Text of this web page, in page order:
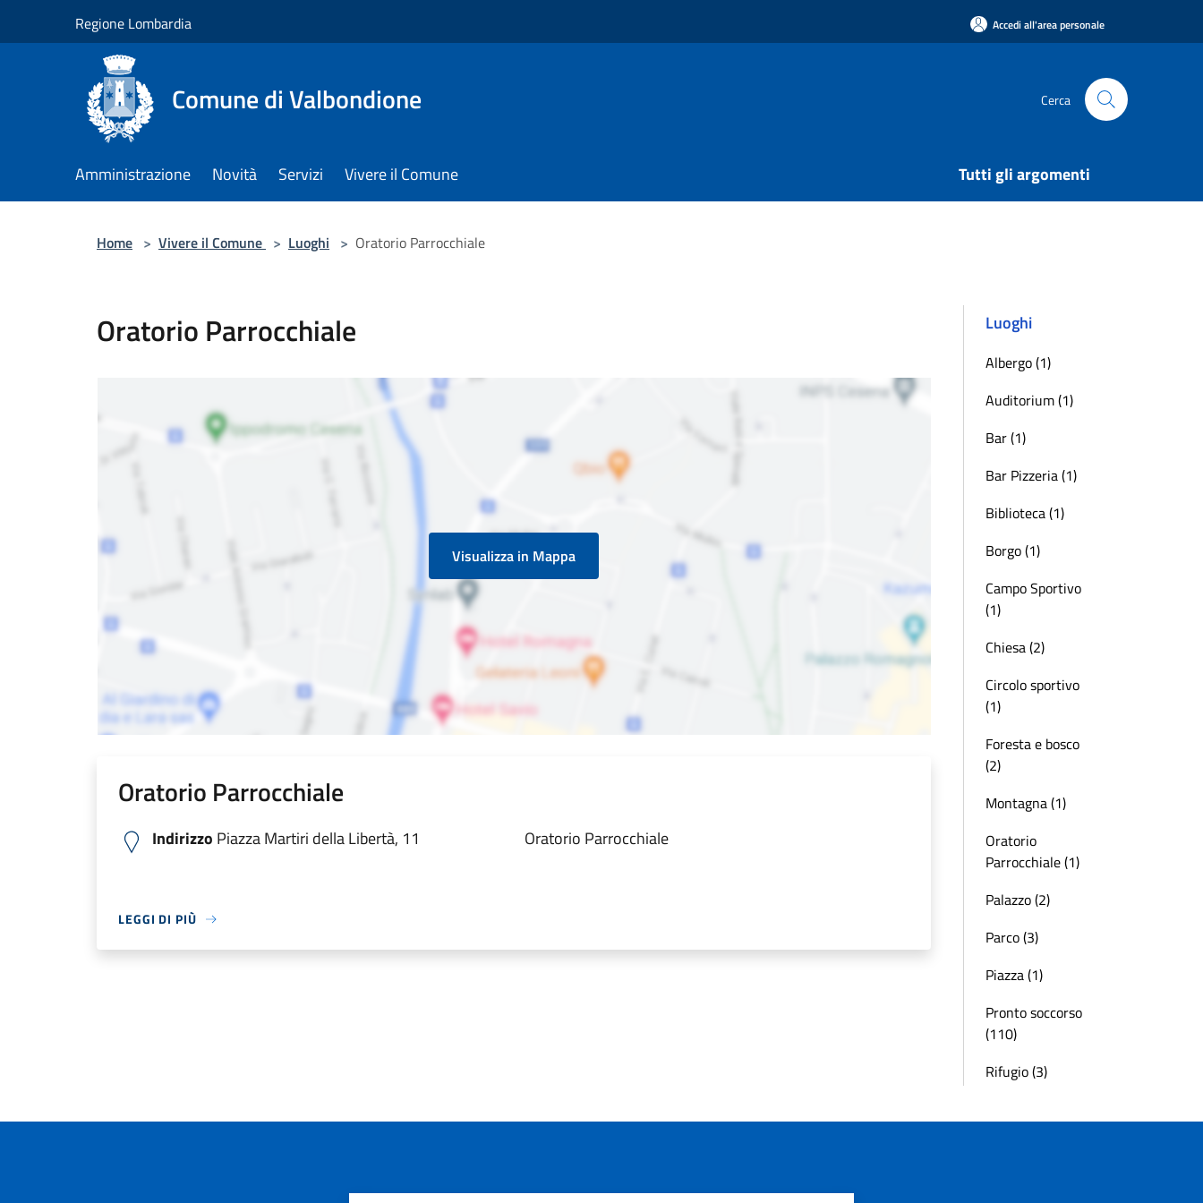
Regione Lombardia Accedi all'area personale
Comune di Valbondione Cerca
Amministrazione Novità Servizi Vivere il Comune Tutti gli argomenti
Home > Vivere il Comune > Luoghi > Oratorio Parrocchiale
Oratorio Parrocchiale
Visualizza in Mappa
Oratorio Parrocchiale
Indirizzo Piazza Martiri della Libertà, 11 Oratorio Parrocchiale
LEGGI DI PIÙ
Luoghi
Albergo (1)
Auditorium (1)
Bar (1)
Bar Pizzeria (1)
Biblioteca (1)
Borgo (1)
Campo Sportivo
(1)
Chiesa (2)
Circolo sportivo
(1)
Foresta e bosco
(2)
Montagna (1)
Oratorio
Parrocchiale (1)
Palazzo (2)
Parco (3)
Piazza (1)
Pronto soccorso
(110)
Rifugio (3)